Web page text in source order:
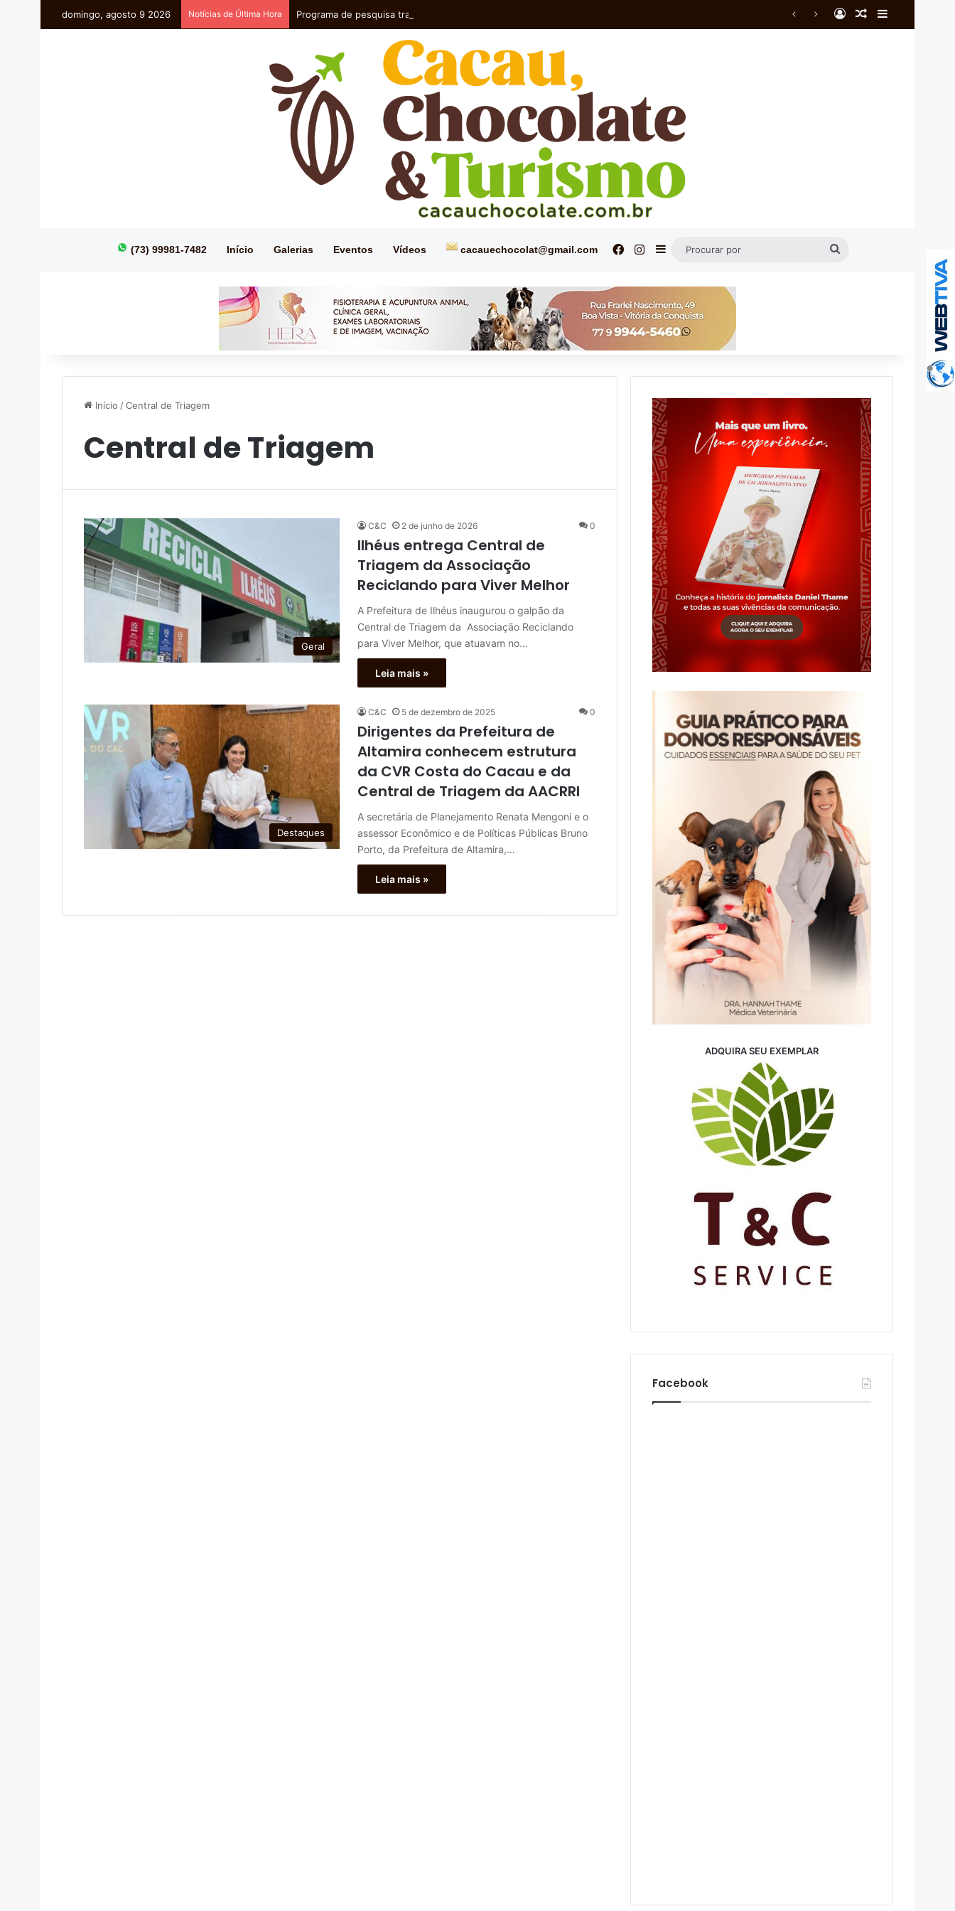
domingo, agosto 9 2026 Notícias de Última Hora Programa de pesquisa transforma a eritrina em produtos de alto valor agregado EntrarArtigo aleatório
Barra Lateral
(73) 99981-7482 Início Galerias Eventos Vídeos cacauechocolat@gmail.com Facebook
Instagram
Barra Lateral
Procurar
Início /Central de Triagem
Central de Triagem
Geral
C&C 2 de junho de 2026 0
Ilhéus entrega Central de
Triagem da Associação
Reciclando para Viver Melhor
A Prefeitura de Ilhéus inaugurou o galpão da
Central de Triagem da Associação Reciclando
para Viver Melhor, que atuavam no…
Leia mais »
Destaques
C&C 5 de dezembro de 2025 0
Dirigentes da Prefeitura de
Altamira conhecem estrutura
da CVR Costa do Cacau e da
Central de Triagem da AACRRI
A secretária de Planejamento Renata Mengoni e o
assessor Econômico e de Políticas Públicas Bruno
Porto, da Prefeitura de Altamira,…
Leia mais »
ADQUIRA SEU EXEMPLAR
Facebook